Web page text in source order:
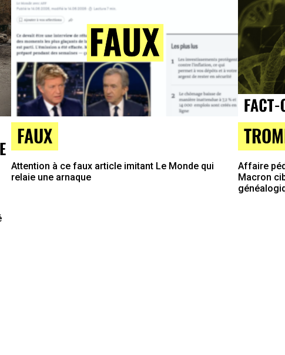
FAUX
Attention à ce faux article imitant Le Monde qui
relaie une arnaque
Affaire
Macron